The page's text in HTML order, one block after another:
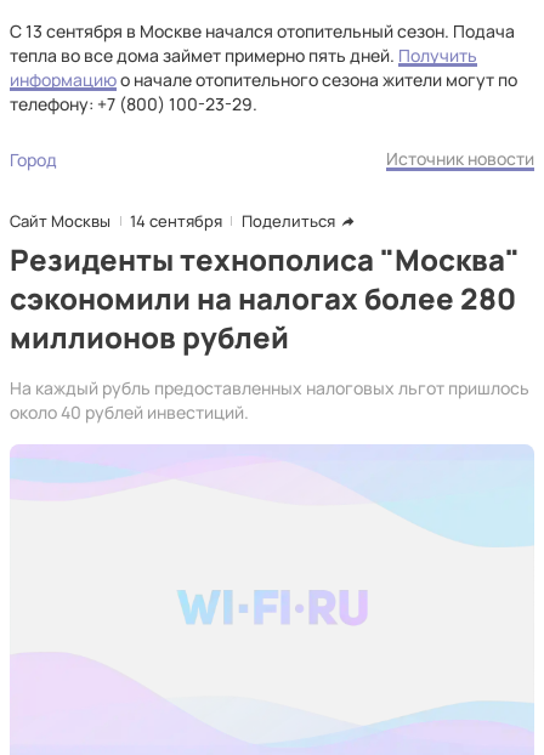
С 13 сентября в Москве начался отопительный сезон. Подача
тепла во все дома займет примерно пять дней. Получить
информациюо начале отопительного сезона жители могут по
телефону: +7 (800) 100-23-29.
Город Источник новости
Сайт Москвы 14 сентября Поделиться
Резиденты технополиса "Москва"
сэкономили на налогах более 280
миллионов рублей
На каждый рубль предоставленных налоговых льгот пришлось
около 40 рублей инвестиций.